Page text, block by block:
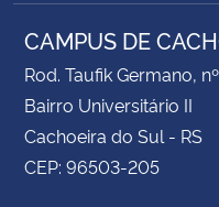
CAMPUS DE
Rod. Taufik Germano,
Bairro Universitário II
Cachoeira do Sul - RS
CEP: 96503-205